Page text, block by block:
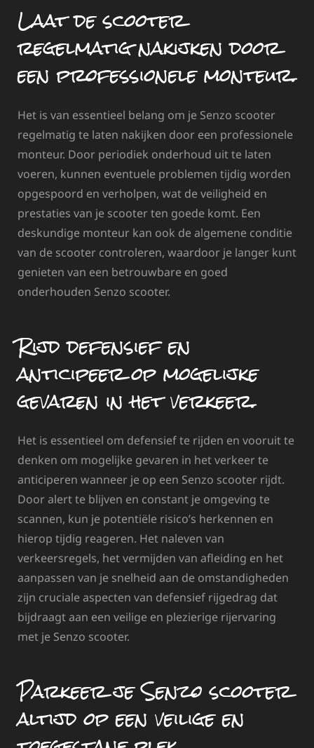
Laat de scooter
regelmatig nakijken door
een professionele monteur.
Het is van essentieel belang om je Senzo scooter
regelmatig te laten nakijken door een professionele
monteur. Door periodiek onderhoud uit te laten
voeren, kunnen eventuele problemen tijdig worden
opgespoord en verholpen, wat de veiligheid en
prestaties van je scooter ten goede komt. Een
deskundige monteur kan ook de algemene conditie
van de scooter controleren, waardoor je langer kunt
genieten van een betrouwbare en goed
onderhouden Senzo scooter.
Rijd defensief en
anticipeer op mogelijke
gevaren in het verkeer.
Het is essentieel om defensief te rijden en vooruit te
denken om mogelijke gevaren in het verkeer te
anticiperen wanneer je op een Senzo scooter rijdt.
Door alert te blijven en constant je omgeving te
scannen, kun je potentiële risico’s herkennen en
hierop tijdig reageren. Het naleven van
verkeersregels, het vermijden van afleiding en het
aanpassen van je snelheid aan de omstandigheden
zijn cruciale aspecten van defensief rijgedrag dat
bijdraagt aan een veilige en plezierige rijervaring
met je Senzo scooter.
Parkeer je Senzo scooter
altijd op een veilige en